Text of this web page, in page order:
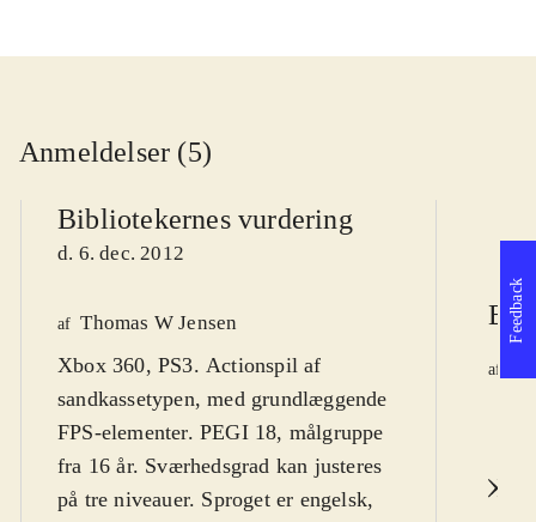
Anmeldelser (5)
Bibliotekernes vurdering
d. 6. dec. 2012
af Thomas W Jensen
Xbox 360, PS3. Actionspil af
sandkassetypen, med grundlæggende
FPS-elementer. PEGI 18, målgruppe
fra 16 år. Sværhedsgrad kan justeres
på tre niveauer. Sproget er engelsk,
af
Feedback